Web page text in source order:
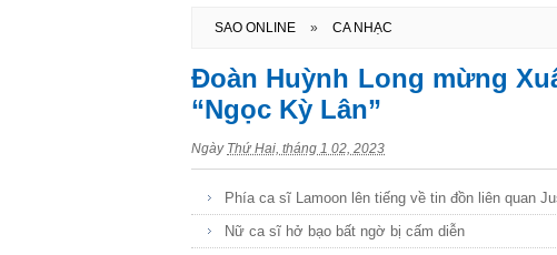
SAO ONLINE » CA NHẠC
Đoàn Huỳnh Long mừng
“Ngọc Kỳ Lân”
Ngày Thứ Hai, tháng 1 02, 2023
Phía ca sĩ Lamoon lên tiếng về tin đồn liên quan
Nữ ca sĩ hở bạo bất ngờ bị cấm diễn